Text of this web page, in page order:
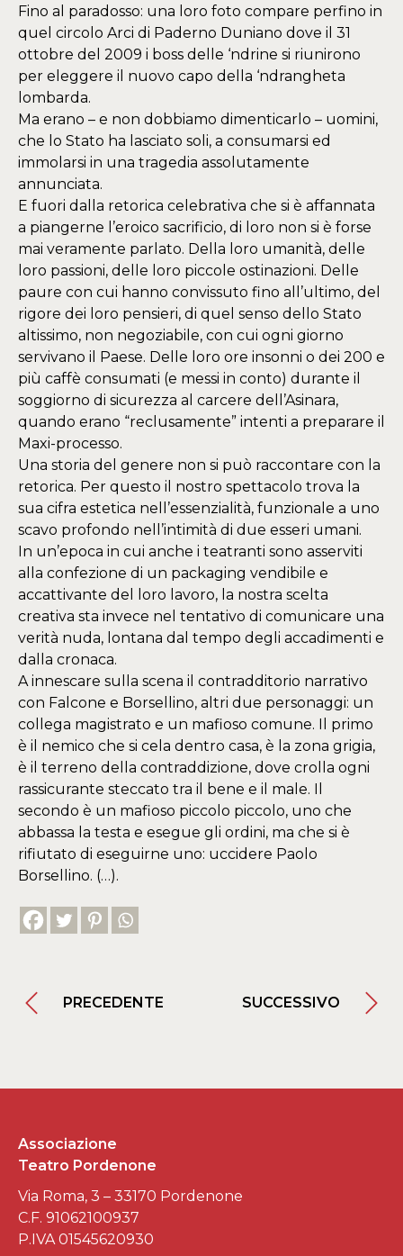
Fino al paradosso: una loro foto compare perfino in
quel circolo Arci di Paderno Duniano dove il 31
ottobre del 2009 i boss delle ‘ndrine si riunirono
per eleggere il nuovo capo della ‘ndrangheta
lombarda.
Ma erano – e non dobbiamo dimenticarlo – uomini,
che lo Stato ha lasciato soli, a consumarsi ed
immolarsi in una tragedia assolutamente
annunciata.
E fuori dalla retorica celebrativa che si è affannata
a piangerne l’eroico sacrificio, di loro non si è forse
mai veramente parlato. Della loro umanità, delle
loro passioni, delle loro piccole ostinazioni. Delle
paure con cui hanno convissuto fino all’ultimo, del
rigore dei loro pensieri, di quel senso dello Stato
altissimo, non negoziabile, con cui ogni giorno
servivano il Paese. Delle loro ore insonni o dei 200 e
più caffè consumati (e messi in conto) durante il
soggiorno di sicurezza al carcere dell’Asinara,
quando erano “reclusamente” intenti a preparare il
Maxi-processo.
Una storia del genere non si può raccontare con la
retorica. Per questo il nostro spettacolo trova la
sua cifra estetica nell’essenzialità, funzionale a uno
scavo profondo nell’intimità di due esseri umani.
In un’epoca in cui anche i teatranti sono asserviti
alla confezione di un packaging vendibile e
accattivante del loro lavoro, la nostra scelta
creativa sta invece nel tentativo di comunicare una
verità nuda, lontana dal tempo degli accadimenti e
dalla cronaca.
A innescare sulla scena il contradditorio narrativo
con Falcone e Borsellino, altri due personaggi: un
collega magistrato e un mafioso comune. Il primo
è il nemico che si cela dentro casa, è la zona grigia,
è il terreno della contraddizione, dove crolla ogni
rassicurante steccato tra il bene e il male. Il
secondo è un mafioso piccolo piccolo, uno che
abbassa la testa e esegue gli ordini, ma che si è
rifiutato di eseguirne uno: uccidere Paolo
Borsellino. (…).
PRECEDENTE SUCCESSIVO
Associazione
Teatro Pordenone
Via Roma, 3 – 33170 Pordenone
C.F. 91062100937
P.IVA 01545620930